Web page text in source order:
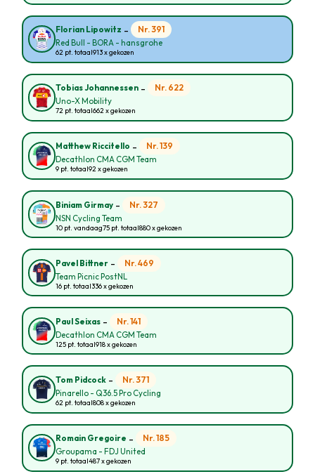
Florian Lipowitz - Nr. 391
Red Bull - BORA - hansgrohe
62 pt. totaal913 x gekozen
Tobias Johannessen - Nr. 622
Uno-X Mobility
72 pt. totaal662 x gekozen
Matthew Riccitello - Nr. 139
Decathlon CMA CGM Team
9 pt. totaal92 x gekozen
Biniam Girmay - Nr. 327
NSN Cycling Team
10 pt. vandaag75 pt. totaal880 x gekozen
Pavel Bittner - Nr. 469
Team Picnic PostNL
16 pt. totaal336 x gekozen
Paul Seixas - Nr. 141
Decathlon CMA CGM Team
125 pt. totaal918 x gekozen
Tom Pidcock - Nr. 371
Pinarello - Q36.5 Pro Cycling
62 pt. totaal808 x gekozen
Romain Gregoire - Nr. 185
Groupama - FDJ United
9 pt. totaal487 x gekozen